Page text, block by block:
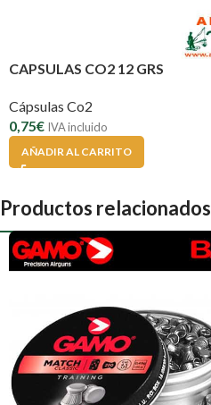
CAPSULAS CO2 12 GRS
Cápsulas Co2
0,75€ IVA incluido
AÑADIR AL CARRITO
Productos relacionados